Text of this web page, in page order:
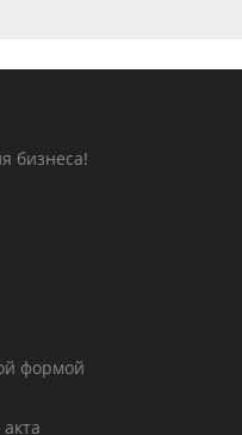
бизнеса!
формой